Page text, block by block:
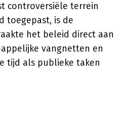
controversiële terrein
toegepast, is de
het beleid direct aan
vangnetten en
tijd als publieke taken